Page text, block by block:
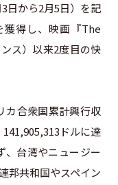
日から2月5日）を記
得し、映画『The
ス）以来2度目の快
カ合衆国累計興行収
ドルに達
、台湾やニュージー
邦共和国やスペイン